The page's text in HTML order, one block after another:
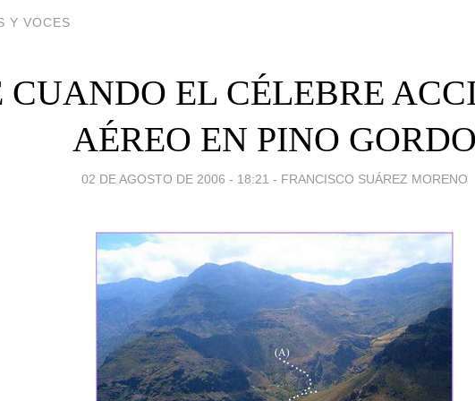
Y VOCES
CUANDO EL CÉLEBRE
AÉREO EN PINO GORDO
02 DE AGOSTO DE 2006 - 18:21 - FRANCISCO SUÁREZ MORENO